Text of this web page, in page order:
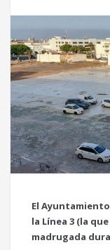
El
la Línea 3 (la
madrugada